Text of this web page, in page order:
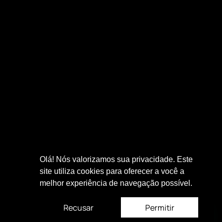
Olá! Nós valorizamos sua privacidade. Este
site utiliza cookies para oferecer a você a
melhor experiência de navegação possível.
Recusar Permitir